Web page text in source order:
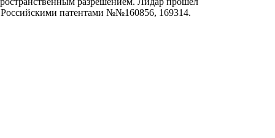
Российскими патентами №№160856, 169314.